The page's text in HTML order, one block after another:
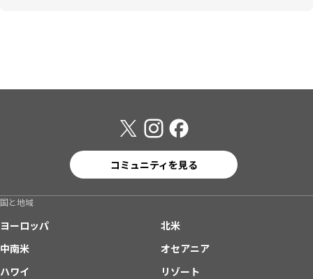
コミュニティを見る
国と地域
ヨーロッパ
北米
中南米
オセアニア
ハワイ
リゾート